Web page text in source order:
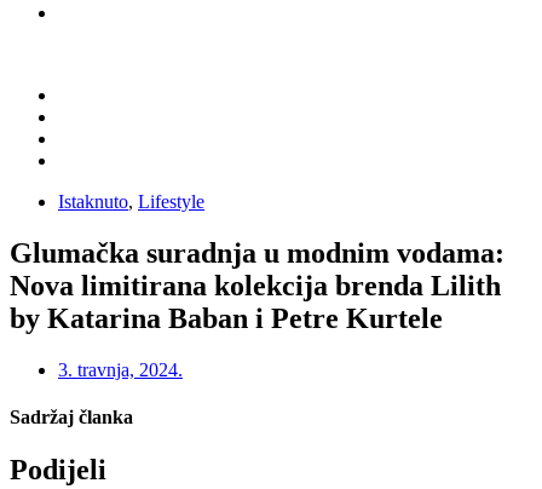
Istaknuto, Lifestyle
Glumačka suradnja u modnim vodama:
Nova limitirana kolekcija brenda Lilith
by Katarina Baban i Petre Kurtele
3. travnja, 2024.
Sadržaj članka
Podijeli